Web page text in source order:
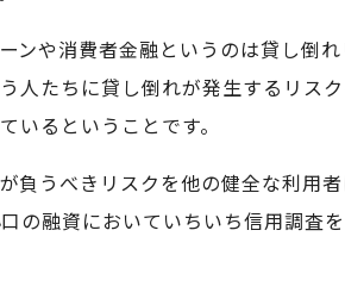
ンや消費者金融というのは貸し倒
人たちに貸し倒れが発生するリス
いるということです。
負うべきリスクを他の健全な利用
の融資においていちいち信用調査